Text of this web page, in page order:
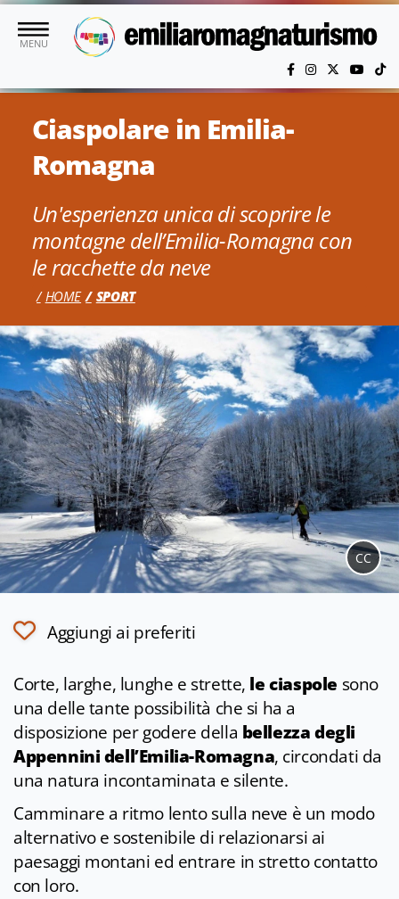
Vai al contenuto principale
MENU
Ciaspolare in Emilia-
Romagna
Un'esperienza unica di scoprire le
montagne dell’Emilia-Romagna con
le racchette da neve
HOME SPORT
CC
Aggiungi ai preferiti
Corte, larghe, lunghe e strette, le ciaspole sono
una delle tante possibilità che si ha a
disposizione per godere della bellezza degli
Appennini dell’Emilia-Romagna, circondati da
una natura incontaminata e silente.
Camminare a ritmo lento sulla neve è un modo
alternativo e sostenibile di relazionarsi ai
paesaggi montani ed entrare in stretto contatto
con loro.